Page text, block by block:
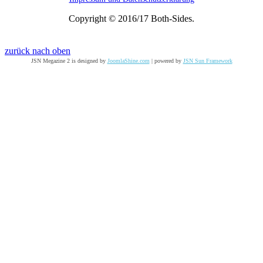
Copyright © 2016/17 Both-Sides.
zurück nach oben
JSN Megazine 2 is designed by JoomlaShine.com | powered by JSN Sun Framework